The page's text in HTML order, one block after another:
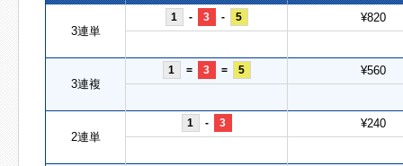
3連単
1 - 3 - 5 ¥820
3連複
1 = 3 = 5 ¥560
2連単
1 - 3 ¥240